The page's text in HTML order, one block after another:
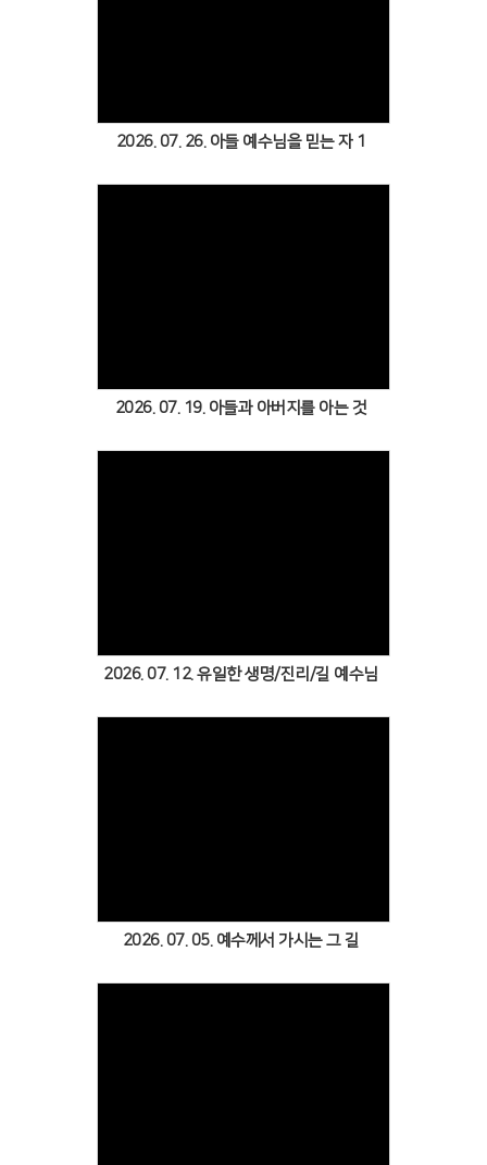
2026. 07. 26. 아들 예수님을 믿는 자 1
2026. 07. 19. 아들과 아버지를 아는 것
2026. 07. 12. 유일한 생명/진리/길 예수님
2026. 07. 05. 예수께서 가시는 그 길